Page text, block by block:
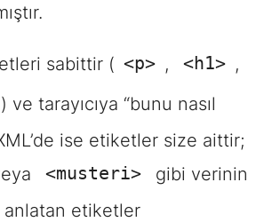
sabittir ( <p> , <h1> ,
ve tarayıcıya “bunu nasıl
ise etiketler size aittir;
<musteri>
gibi verinin
etiketler